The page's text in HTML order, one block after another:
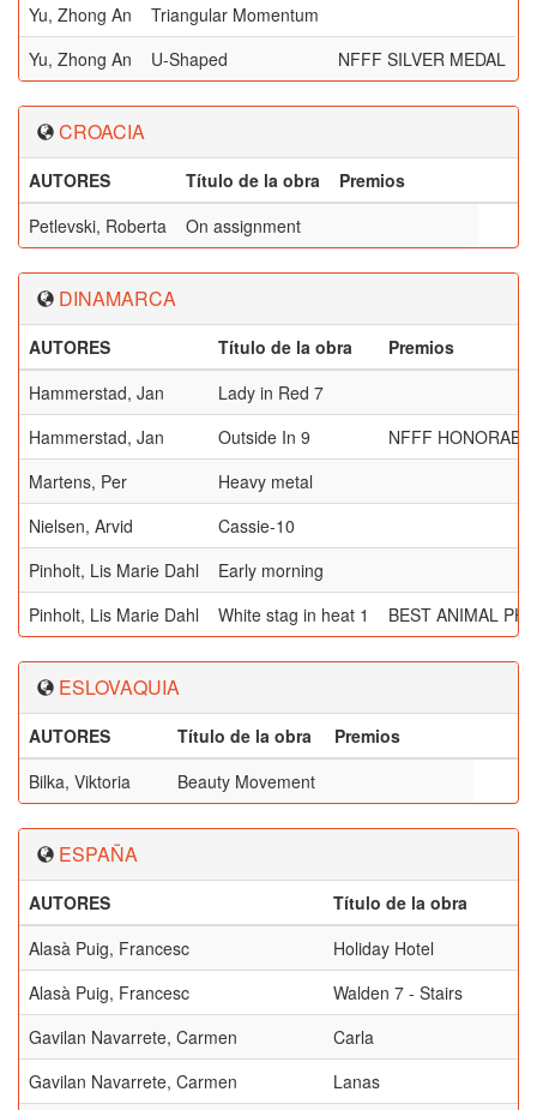
Yu, Zhong An
Triangular Momentum
Yu, Zhong An
U-Shaped NFFF SILVER MEDAL
CROACIA
AUTORES Título de la obra
Premios
Petlevski, Roberta
On assignment
DINAMARCA
AUTORES Título de la obra
Premios
Hammerstad, Jan
Lady in Red 7
Hammerstad, Jan
Outside In 9
NFFF
Martens, Per
Heavy metal
Nielsen, Arvid
Cassie-10
Pinholt, Lis Marie Dahl
Early morning
Pinholt, Lis Marie Dahl
White stag in heat 1 BEST ANIMAL
ESLOVAQUIA
AUTORES Título de la obra
Premios
Bilka, Viktoria
Beauty Movement
ESPAÑA
AUTORES Título de la obra
Alasà Puig, Francesc
Holiday Hotel
Alasà Puig, Francesc
Walden 7 - Stairs
Gavilan Navarrete, Carmen
Carla
Gavilan Navarrete, Carmen
Lanas